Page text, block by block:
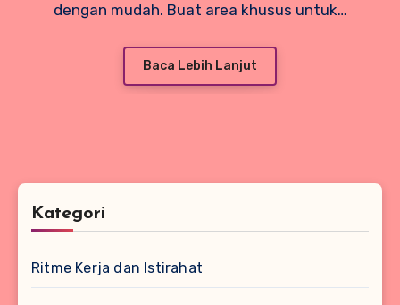
dengan mudah. Buat area khusus untuk…
Baca Lebih Lanjut
Kategori
Ritme Kerja dan Istirahat